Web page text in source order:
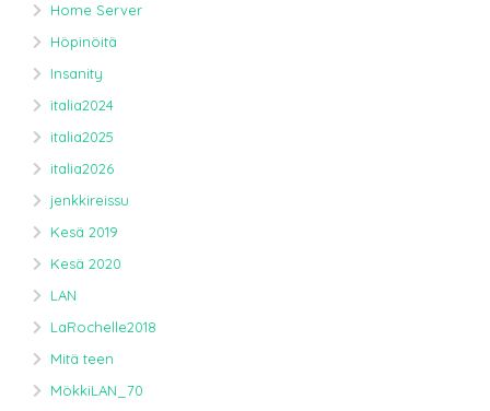
Home Server
Höpinöitä
Insanity
italia2024
italia2025
italia2026
jenkkireissu
Kesä 2019
Kesä 2020
LAN
LaRochelle2018
Mitä teen
MökkiLAN_70